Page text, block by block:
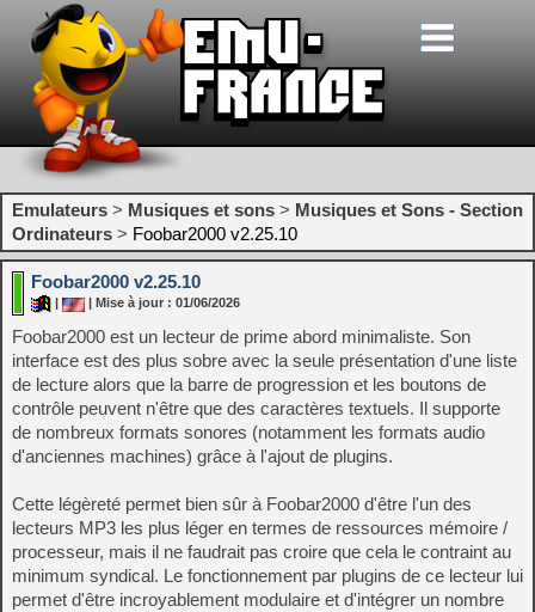
Emulateurs > Musiques et sons > Musiques et Sons - Section
Ordinateurs > Foobar2000 v2.25.10
Foobar2000 v2.25.10
| Mise à jour : 01/06/2026
Foobar2000 est un lecteur de prime abord minimaliste. Son
interface est des plus sobre avec la seule présentation d'une liste
de lecture alors que la barre de progression et les boutons de
contrôle peuvent n'être que des caractères textuels. Il supporte
de nombreux formats sonores (notamment les formats audio
d'anciennes machines) grâce à l'ajout de plugins.
Cette légèreté permet bien sûr à Foobar2000 d'être l'un des
lecteurs MP3 les plus léger en termes de ressources mémoire /
processeur, mais il ne faudrait pas croire que cela le contraint au
minimum syndical. Le fonctionnement par plugins de ce lecteur lui
permet d'être incroyablement modulaire et d'intégrer un nombre